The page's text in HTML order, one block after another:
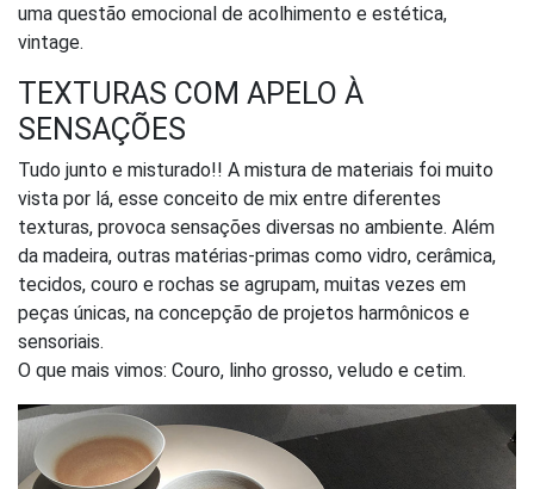
uma questão emocional de acolhimento e estética,
vintage.
TEXTURAS COM APELO À
SENSAÇÕES
Tudo junto e misturado!! A mistura de materiais foi muito
vista por lá, esse conceito de mix entre diferentes
texturas, provoca sensações diversas no ambiente. Além
da madeira, outras matérias-primas como vidro, cerâmica,
tecidos, couro e rochas se agrupam, muitas vezes em
peças únicas, na concepção de projetos harmônicos e
sensoriais.
O que mais vimos: Couro, linho grosso, veludo e cetim.